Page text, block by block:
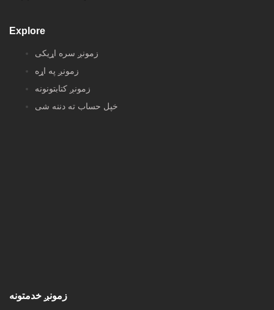
Explore
زمونږ سره اړیکی
زمونږ په اړه
زمونږ کتابتونونه
خپل حساب ته دننه شی
زمونږ خدمتونه